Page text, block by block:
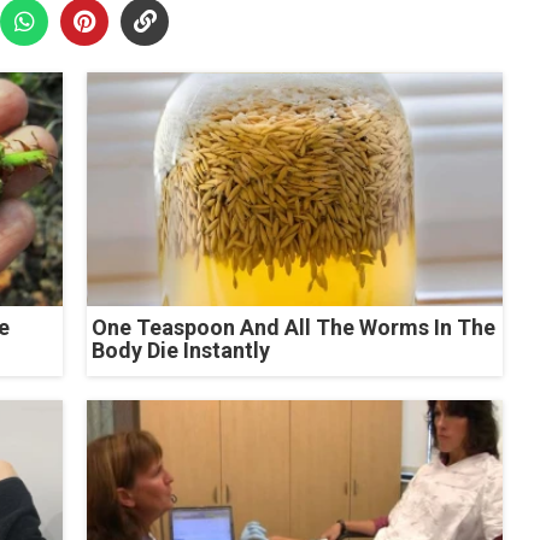
One Teaspoon And All The Worms In The
Body Die Instantly